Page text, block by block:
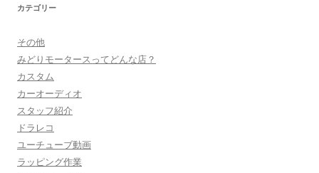
カテゴリー
その他
みどりモータースってどんな店？
カスタム
カーオーディオ
スタッフ紹介
ドラレコ
ユーチューブ動画
ラッピング作業